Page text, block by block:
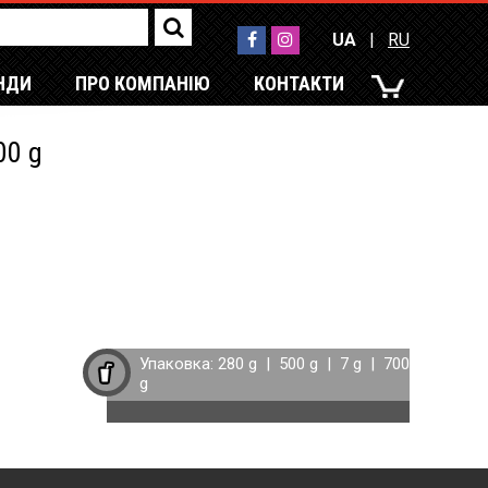
UA|RU
ПРО КОМПАНІЮ КОНТАКТИ
g
Упаковка: 280 g | 500 g | 7 g | 700
g